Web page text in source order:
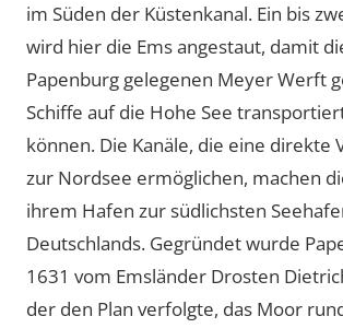
im Süden der Küstenkanal. Ein bis
wird hier die Ems angestaut, damit
Papenburg gelegenen Meyer Werft
Schiffe auf die Hohe See
können. Die Kanäle, die eine direkte
zur Nordsee ermöglichen, machen
ihrem Hafen zur südlichsten
Deutschlands. Gegründet wurde
1631 vom Emsländer Drosten
der den Plan verfolgte, das Moor